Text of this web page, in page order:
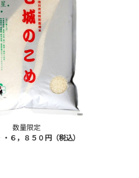
数量限定
・６，８５０円（税込）